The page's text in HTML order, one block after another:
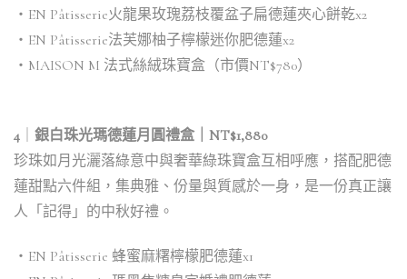
・EN Pâtisserie火龍果玫瑰荔枝覆盆子扁德蓮夾心餅乾x2
・EN Pâtisserie法芙娜柚子檸檬迷你肥德蓮x2
・MAISON M 法式絲絨珠寶盒（市價NT$780）
4
銀白珠光瑪德蓮月圓禮盒｜NT$1,880
珍珠如月光灑落綠意中與奢華綠珠寶盒互相呼應，搭配肥德
蓮甜點六件組，集典雅、份量與質感於一身，是一份真正讓
人「記得」的中秋好禮。
・EN Pâtisserie 蜂蜜麻糬檸檬肥德蓮x1